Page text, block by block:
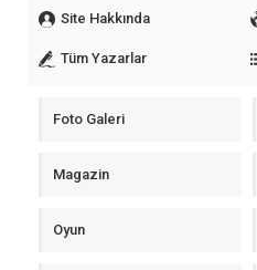
Site Hakkında
Tüm Yazarlar
Foto Galeri
Magazin
Oyun